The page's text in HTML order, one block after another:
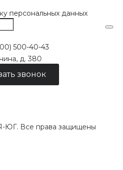
персональных данных
500-40-43
д. 380
звонок
Все права защищены